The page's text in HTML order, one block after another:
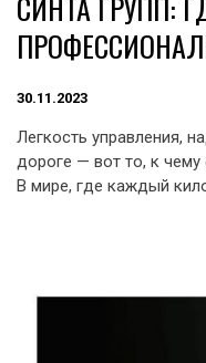
30.11.2023
Легкость управления,
дороге — вот то, к
В мире, где каждый